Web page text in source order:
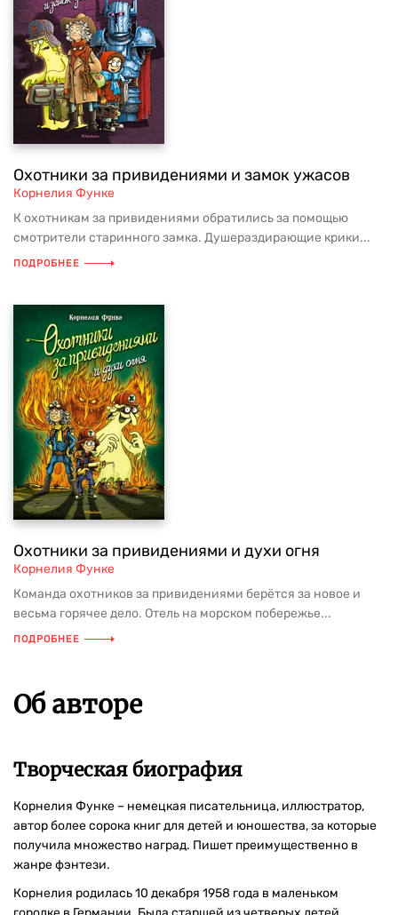
Охотники за привидениями и замок ужасов
Корнелия Функе
К охотникам за привидениями обратились за помощью
смотрители старинного замка. Душераздирающие крики...
ПОДРОБНЕЕ
Охотники за привидениями и духи огня
Корнелия Функе
Команда охотников за привидениями берётся за новое и
весьма горячее дело. Отель на морском побережье...
ПОДРОБНЕЕ
Об авторе
Творческая биография
Корнелия Функе – немецкая писательница, иллюстратор,
автор более сорока книг для детей и юношества, за которые
получила множество наград. Пишет преимущественно в
жанре фэнтези.
Корнелия родилась 10 декабря 1958 года в маленьком